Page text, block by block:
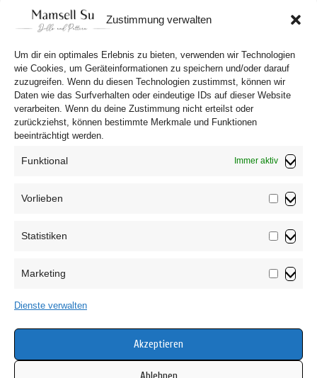
Zustimmung verwalten
Um dir ein optimales Erlebnis zu bieten, verwenden wir Technologien
wie Cookies, um Geräteinformationen zu speichern und/oder darauf
zuzugreifen. Wenn du diesen Technologien zustimmst, können wir
Daten wie das Surfverhalten oder eindeutige IDs auf dieser Website
verarbeiten. Wenn du deine Zustimmung nicht erteilst oder
zurückziehst, können bestimmte Merkmale und Funktionen
beeinträchtigt werden.
Funktional Immer aktiv
Vorlieben
Statistiken
Marketing
Dienste verwalten
Akzeptieren
In den Warenkorb
Cookie-Richtlinie (EU)